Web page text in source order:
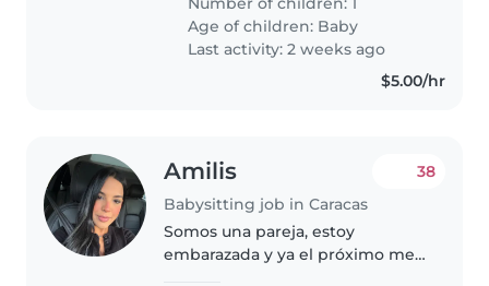
Age of children: Baby
Last activity: 2 weeks ago
$5.00/hr
Amilis
Babysitting job in Caracas
38
Somos una pareja, estoy
embarazada y ya el próximo mes